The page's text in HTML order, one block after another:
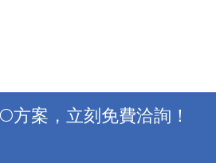
方案，立刻免費洽詢！